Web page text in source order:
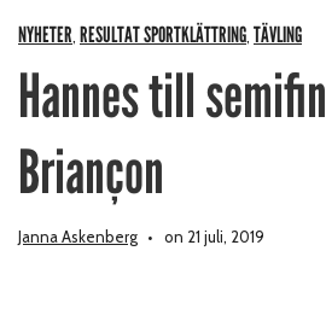
NYHETER, RESULTAT SPORTKLÄTTRING, TÄVLING
Hannes till
Briançon
Janna Askenberg on 21 juli, 2019